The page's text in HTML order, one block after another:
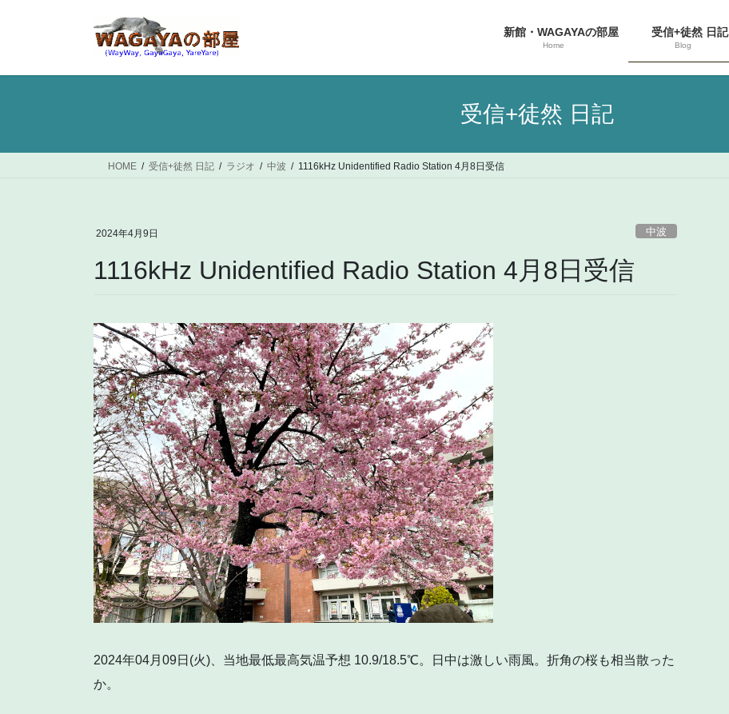
新館・WAGAYAの部屋
Home
受信+徒然 日記
Blog
受信+徒然 日記
HOME 受信+徒然 日記 ラジオ 中波 1116kHz Unidentified Radio Station 4月8日受信
2024年4月9日 中波
1116kHz Unidentified Radio Station 4月8日受信
2024年04月09日(火)、当地最低最高気温予想 10.9/18.5℃。日中は激しい雨風。折角の桜も相当散った
か。